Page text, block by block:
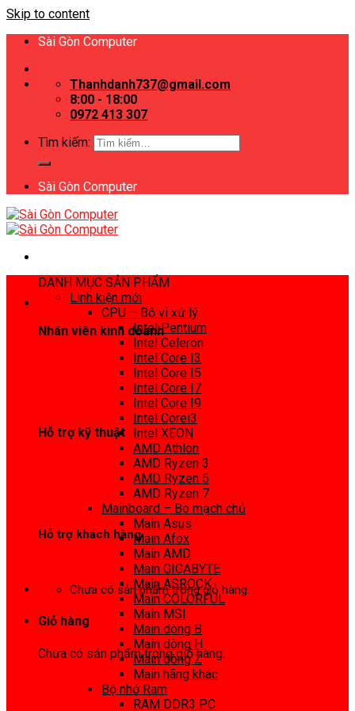
Skip to content
Sài Gòn Computer
Thanhdanh737@gmail.com
8:00 - 18:00
0972 413 307
Tìm kiếm:
Sài Gòn Computer
Nhân viên kinh doanh
Hỗ trợ kỹ thuật
Hỗ trợ khách hàng
Chưa có sản phẩm trong giỏ hàng.
Giỏ hàng
Chưa có sản phẩm trong giỏ hàng.
DANH MỤC SẢN PHẨM
Linh kiện mới
CPU – Bộ vi xử lý
Intel Pentium
Intel Celeron
Intel Core I3
Intel Core I5
Intel Core I7
Intel Core I9
Intel Corei3
Intel XEON
AMD Athlon
AMD Ryzen 3
AMD Ryzen 5
AMD Ryzen 7
Mainboard – Bo mạch chủ
Main Asus
Main Afox
Main AMD
Main GIGABYTE
Main ASROCK
Main COLORFUL
Main MSI
Main dòng B
Main dòng H
Main dòng Z
Main hãng khác
Bộ nhớ Ram
RAM DDR3 PC